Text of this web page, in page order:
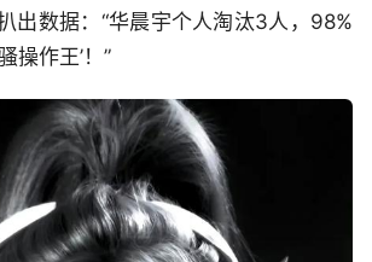
出数据：“华晨宇个人淘汰3人，98%
操作王’！”